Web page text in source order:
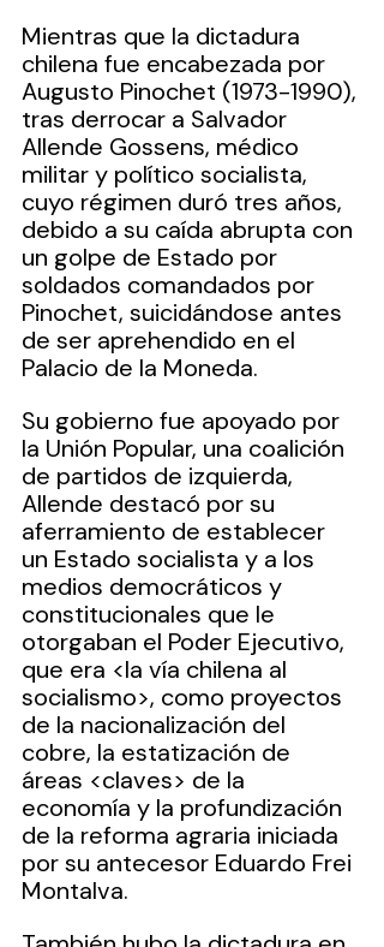
Mientras que la dictadura
chilena fue encabezada por
Augusto Pinochet (1973-1990),
tras derrocar a Salvador
Allende Gossens, médico
militar y político socialista,
cuyo régimen duró tres años,
debido a su caída abrupta con
un golpe de Estado por
soldados comandados por
Pinochet, suicidándose antes
de ser aprehendido en el
Palacio de la Moneda.
Su gobierno fue apoyado por
la Unión Popular, una coalición
de partidos de izquierda,
Allende destacó por su
aferramiento de establecer
un Estado socialista y a los
medios democráticos y
constitucionales que le
otorgaban el Poder Ejecutivo,
que era <la vía chilena al
socialismo>, como proyectos
de la nacionalización del
cobre, la estatización de
áreas <claves> de la
economía y la profundización
de la reforma agraria iniciada
por su antecesor Eduardo Frei
Montalva.